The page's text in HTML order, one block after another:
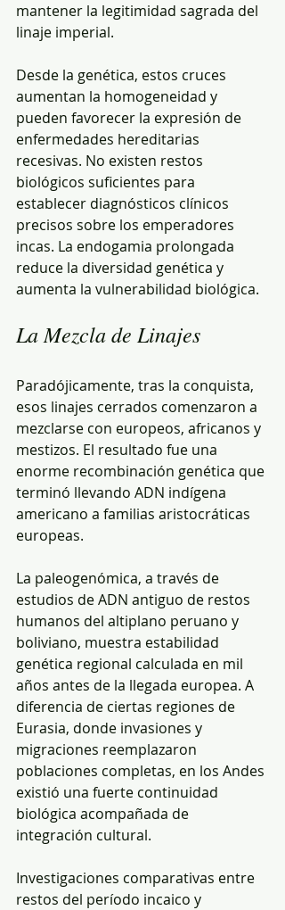
mantener la legitimidad sagrada del
linaje imperial.
Desde la genética, estos cruces
aumentan la homogeneidad y
pueden favorecer la expresión de
enfermedades hereditarias
recesivas. No existen restos
biológicos suficientes para
establecer diagnósticos clínicos
precisos sobre los emperadores
incas. La endogamia prolongada
reduce la diversidad genética y
aumenta la vulnerabilidad biológica.
La Mezcla de Linajes
Paradójicamente, tras la conquista,
esos linajes cerrados comenzaron a
mezclarse con europeos, africanos y
mestizos. El resultado fue una
enorme recombinación genética que
terminó llevando ADN indígena
americano a familias aristocráticas
europeas.
La paleogenómica, a través de
estudios de ADN antiguo de restos
humanos del altiplano peruano y
boliviano, muestra estabilidad
genética regional calculada en mil
años antes de la llegada europea. A
diferencia de ciertas regiones de
Eurasia, donde invasiones y
migraciones reemplazaron
poblaciones completas, en los Andes
existió una fuerte continuidad
biológica acompañada de
integración cultural.
Investigaciones comparativas entre
restos del período incaico y